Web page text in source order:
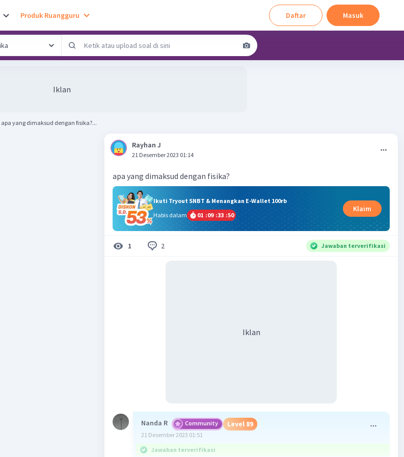
Produk Ruangguru Daftar Masuk
Iklan
apa yang dimaksud dengan fisika?...
Rayhan J
21 Desember 2023 01:14
apa yang dimaksud dengan fisika?
Ikuti Tryout SNBT & Menangkan E-Wallet 100rb
Habis dalam
01 :09 :33 :50
Klaim
1 2 Jawaban terverifikasi
Iklan
Nanda R Community Level 89
21 Desember 2023 01:51
Jawaban terverifikasi